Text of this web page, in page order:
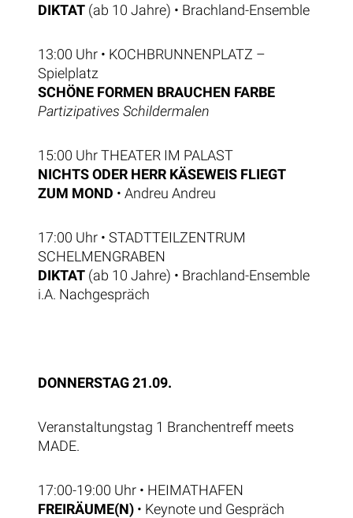
DIKTAT (ab 10 Jahre) • Brachland-Ensemble
13:00 Uhr • KOCHBRUNNENPLATZ –
Spielplatz
SCHÖNE FORMEN BRAUCHEN FARBE
Partizipatives Schildermalen
15:00 Uhr THEATER IM PALAST
NICHTS ODER HERR KÄSEWEIS FLIEGT
ZUM MOND • Andreu Andreu
17:00 Uhr • STADTTEILZENTRUM
SCHELMENGRABEN
DIKTAT (ab 10 Jahre) • Brachland-Ensemble
i.A. Nachgespräch
DONNERSTAG 21.09.
Veranstaltungstag 1 Branchentreff meets
MADE.
17:00-19:00 Uhr • HEIMATHAFEN
FREIRÄUME(N) • Keynote und Gespräch